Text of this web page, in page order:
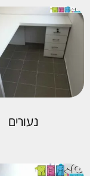
נעורים